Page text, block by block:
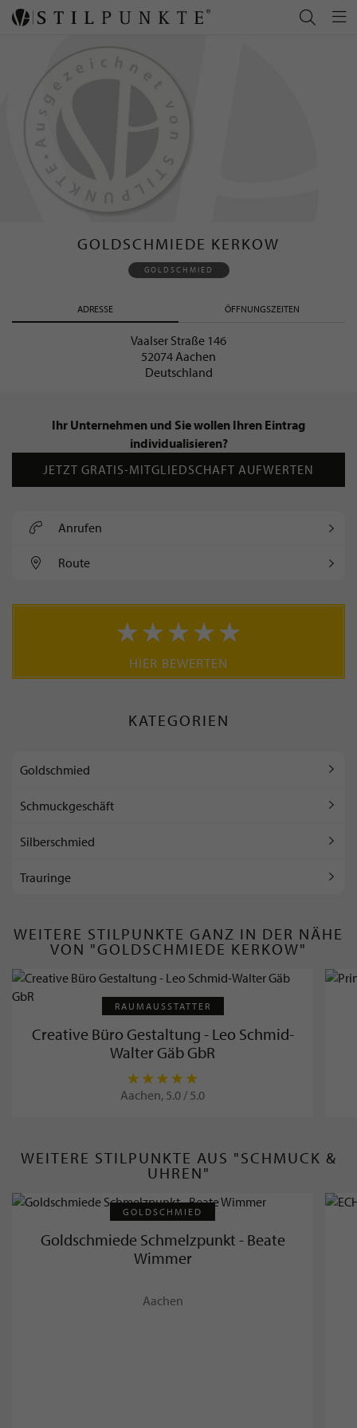
GOLDSCHMIEDE KERKOW
GOLDSCHMIED
ADRESSE ÖFFNUNGSZEITEN
Vaalser Straße 146
52074 Aachen
Deutschland
Ihr Unternehmen und Sie wollen Ihren Eintrag
individualisieren?
JETZT GRATIS-MITGLIEDSCHAFT AUFWERTEN
Anrufen
Route
HIER BEWERTEN
KATEGORIEN
Goldschmied
Schmuckgeschäft
Silberschmied
Trauringe
WEITERE STILPUNKTE GANZ IN DER NÄHE
VON "GOLDSCHMIEDE KERKOW"
RAUMAUSSTATTER
Creative Büro Gestaltung - Leo Schmid-
Walter Gäb GbR
Aachen, 5.0 / 5.0
WEITERE STILPUNKTE AUS "SCHMUCK &
UHREN"
GOLDSCHMIED
Goldschmiede Schmelzpunkt - Beate
Wimmer
Aachen